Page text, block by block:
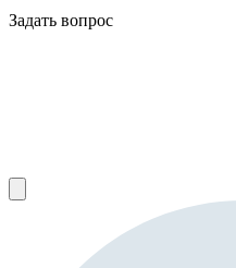
Задать вопрос